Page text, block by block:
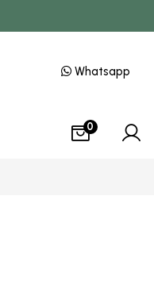
Whatsapp
0